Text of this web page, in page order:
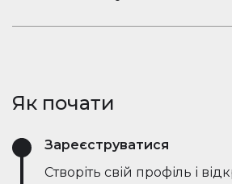
швидшими та ефективнішими,
запитання, діліться
одному місці.
Як почати
Зареєструватися
Створіть свій профіль і